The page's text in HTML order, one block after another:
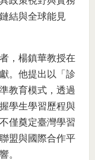
結與全球能見
，楊鎮華教授在
。他提出以「診
教育模式，透過
學生學習歷程與
僅奠定臺灣學習
盟與國際合作平
。